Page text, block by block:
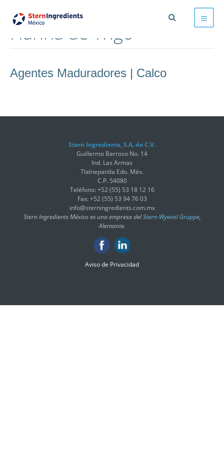
Harina de Trigo
Agentes Maduradores | Calco
Stern Ingredients, S.A. de C.V.
Guillermo Barroso No. 14
Ind. Las Armas
Tlalnepantla Edo. Méx.
C.P. 54080
Teléfono: +52 (55) 53 18 12 16
Fax: +52 (55) 53 94 76 03
info@sterningredients.com.mx
Stern Ingredients México es una empresa delStern-Wywiol Gruppe,
Alemania.
Aviso de Privacidad